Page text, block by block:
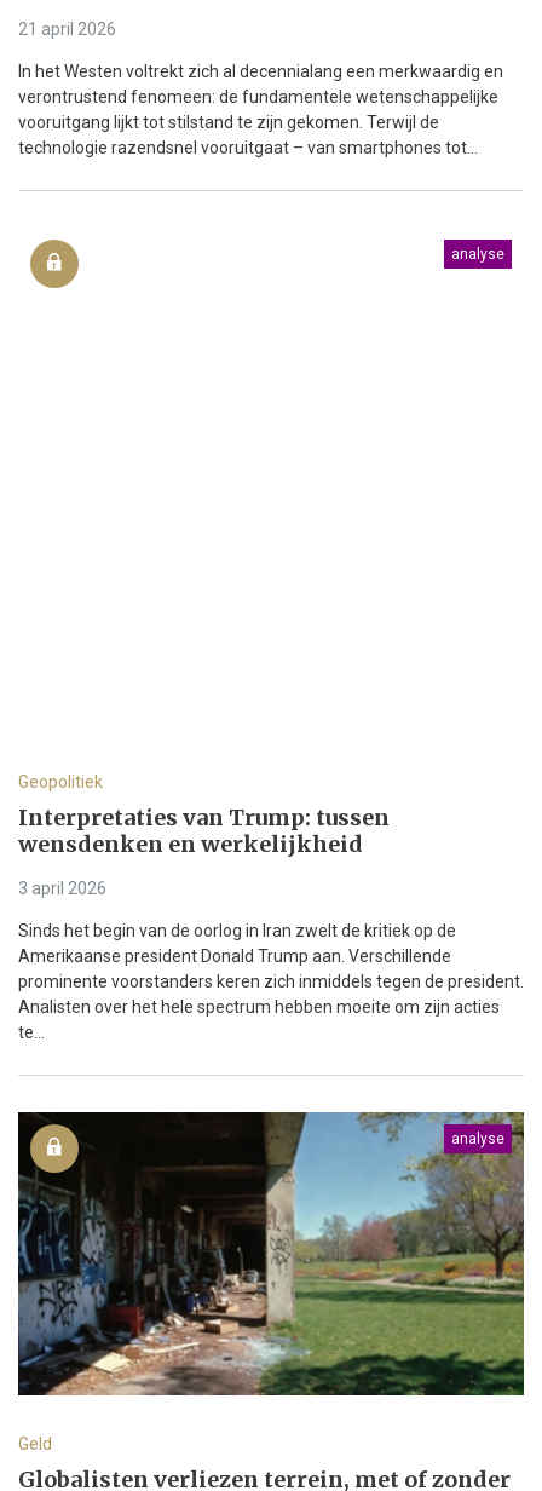
21 april 2026
In het Westen voltrekt zich al decennialang een merkwaardig en
verontrustend fenomeen: de fundamentele wetenschappelijke
vooruitgang lijkt tot stilstand te zijn gekomen. Terwijl de
technologie razendsnel vooruitgaat – van smartphones tot...
analyse
Geopolitiek
Interpretaties van Trump: tussen
wensdenken en werkelijkheid
3 april 2026
Sinds het begin van de oorlog in Iran zwelt de kritiek op de
Amerikaanse president Donald Trump aan. Verschillende
prominente voorstanders keren zich inmiddels tegen de president.
Analisten over het hele spectrum hebben moeite om zijn acties
te...
analyse
Geld
Globalisten verliezen terrein, met of zonder